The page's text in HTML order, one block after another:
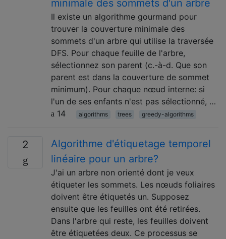
minimale des sommets d'un arbre
Il existe un algorithme gourmand pour
trouver la couverture minimale des
sommets d'un arbre qui utilise la traversée
DFS. Pour chaque feuille de l'arbre,
sélectionnez son parent (c.-à-d. Que son
parent est dans la couverture de sommet
minimum). Pour chaque nœud interne: si
l'un de ses enfants n'est pas sélectionné, …
14
algorithms trees greedy-algorithms
2
Algorithme d'étiquetage temporel
linéaire pour un arbre?
J'ai un arbre non orienté dont je veux
étiqueter les sommets. Les nœuds foliaires
doivent être étiquetés un. Supposez
ensuite que les feuilles ont été retirées.
Dans l'arbre qui reste, les feuilles doivent
être étiquetées deux. Ce processus se